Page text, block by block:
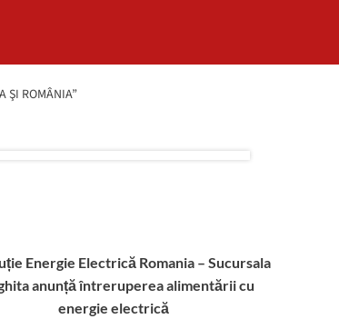
ŞI ROMÂNIA”
Energie Electrică Romania – Sucursala
anunță întreruperea alimentării cu
energie electrică